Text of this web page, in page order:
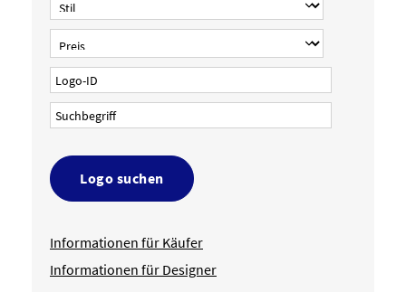
Logo suchen
Informationen für Käufer
Informationen für Designer